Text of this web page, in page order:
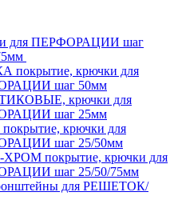
для ПЕРФОРАЦИИ шаг
покрытие, крючки для
шаг 50мм
крючки для
шаг 25мм
крючки для
шаг 25/50мм
покрытие, крючки для
шаг 25/50/75мм
для РЕШЕТОК/